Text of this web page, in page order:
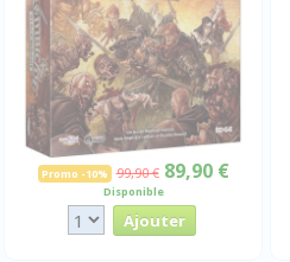
Promo -10% 99,90 € 89,90 €
Disponible